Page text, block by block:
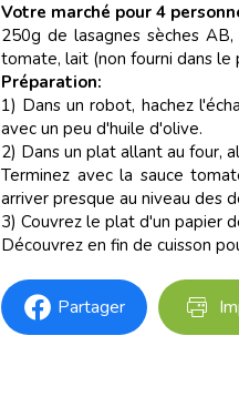
Votre marché pour 4
250g de lasagnes sèches
tomate, lait (non fourni dans
Préparation:
1) Dans un robot, hachez
avec un peu d'huile d'olive.
2) Dans un plat allant au four,
Terminez avec la sauce
arriver presque au niveau des
3) Couvrez le plat d'un papier
Découvrez en fin de cuisson
Partager